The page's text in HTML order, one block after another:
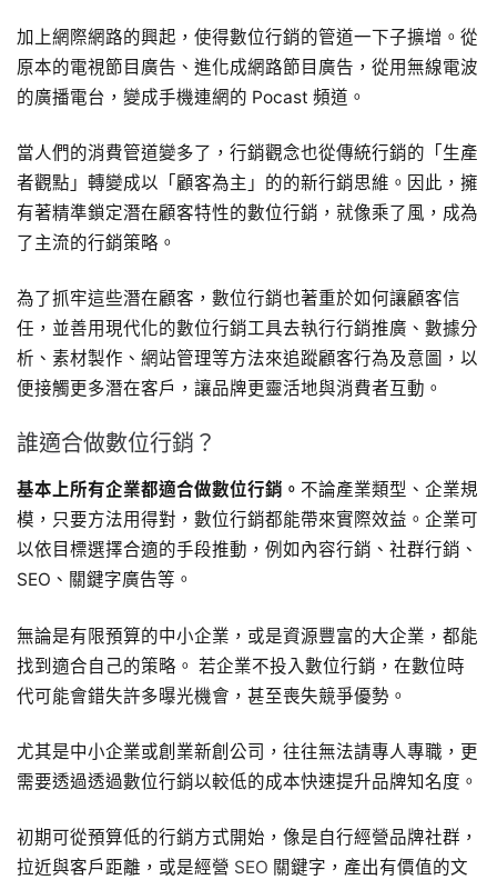
加上網際網路的興起，使得數位行銷的管道一下子擴增。從
原本的電視節目廣告、進化成網路節目廣告，從用無線電波
的廣播電台，變成手機連網的 Pocast 頻道。
當人們的消費管道變多了，行銷觀念也從傳統行銷的「生產
者觀點」轉變成以「顧客為主」的的新行銷思維。因此，擁
有著精準鎖定潛在顧客特性的數位行銷，就像乘了風，成為
了主流的行銷策略。
為了抓牢這些潛在顧客，數位行銷也著重於如何讓顧客信
任，並善用現代化的數位行銷工具去執行行銷推廣、數據分
析、素材製作、網站管理等方法來追蹤顧客行為及意圖，以
便接觸更多潛在客戶，讓品牌更靈活地與消費者互動。
誰適合做數位行銷？
基本上所有企業都適合做數位行銷。 不論產業類型、企業規
模，只要方法用得對，數位行銷都能帶來實際效益。企業可
以依目標選擇合適的手段推動，例如內容行銷、社群行銷、
SEO、關鍵字廣告等。
無論是有限預算的中小企業，或是資源豐富的大企業，都能
找到適合自己的策略。 若企業不投入數位行銷，在數位時
代可能會錯失許多曝光機會，甚至喪失競爭優勢。
尤其是中小企業或創業新創公司，往往無法請專人專職，更
需要透過透過數位行銷以較低的成本快速提升品牌知名度。
初期可從預算低的行銷方式開始，像是自行經營品牌社群，
拉近與客戶距離，或是經營 SEO 關鍵字，產出有價值的文